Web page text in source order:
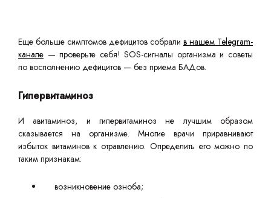
Еще больше симптомов дефицитов собрали в нашем Telegram-
канале — проверьте себя! SOS-сигналы организма и советы
по восполнению дефицитов — без приема БАДов.
Гипервитаминоз
И авитаминоз, и гипервитаминоз не лучшим образом
сказывается на организме. Многие врачи приравнивают
избыток витаминов к отравлению. Определить его можно по
таким признакам:
возникновение озноба;